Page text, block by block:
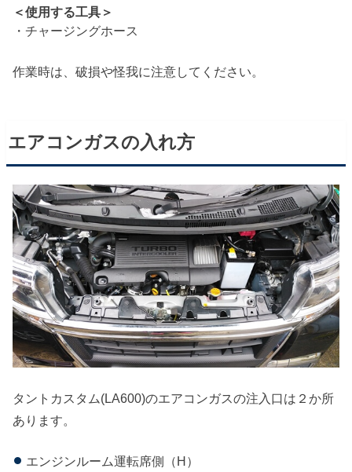
＜使用する工具＞
・チャージングホース
作業時は、破損や怪我に注意してください。
エアコンガスの入れ方
タントカスタム(LA600)のエアコンガスの注入口は２か所
あります。
エンジンルーム運転席側（H）